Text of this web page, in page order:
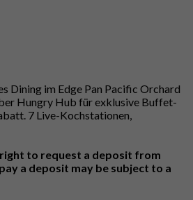
Dining im Edge Pan Pacific Orchard
Hungry Hub für exklusive Buffet-
7 Live-Kochstationen,
to request a deposit from
a deposit may be subject to a